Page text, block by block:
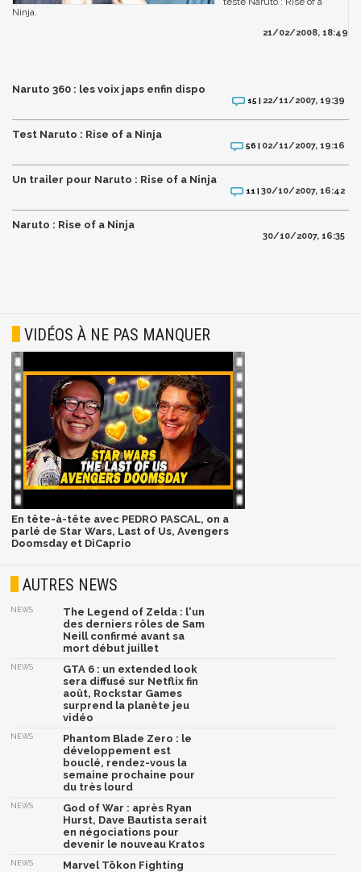
Ninja.
21/02/2008, 18:49
Naruto 360 : les voix japs enfin dispo
15 | 22/11/2007, 19:39
Test Naruto : Rise of a Ninja
56 | 02/11/2007, 19:16
Un trailer pour Naruto : Rise of a Ninja
11 |30/10/2007, 16:42
Naruto : Rise of a Ninja
30/10/2007, 16:35
VIDÉOS À NE PAS MANQUER
En tête-à-tête avec PEDRO PASCAL, on a
parlé de Star Wars, Last of Us, Avengers
Doomsday et DiCaprio
AUTRES NEWS
NEWS
The Legend of Zelda : l'un
des derniers rôles de Sam
Neill confirmé avant sa
mort début juillet
NEWS
GTA 6 : un extended look
sera diffusé sur Netflix fin
août, Rockstar Games
surprend la planète jeu
vidéo
NEWS
Phantom Blade Zero : le
développement est
bouclé, rendez-vous la
semaine prochaine pour
du très lourd
NEWS
God of War : après Ryan
Hurst, Dave Bautista serait
en négociations pour
devenir le nouveau Kratos
NEWS
Marvel Tōkon Fighting